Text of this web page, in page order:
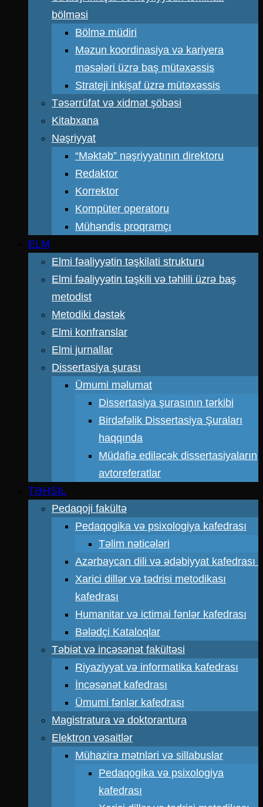
bölməsi
Bölmə müdiri
Məzun koordinasiya və kariyera
məsələri üzrə baş mütəxəssis
Strateji inkişaf üzrə mütəxəssis
Təsərrüfat və xidmət şöbəsi
Kitabxana
Nəşriyyat
“Məktəb” nəşriyyatının direktoru
Redaktor
Korrektor
Kompüter operatoru
Mühəndis proqramçı
ELM
Elmi fəaliyyətin təşkilati strukturu
Elmi fəaliyyətin təşkili və təhlili üzrə baş
metodist
Metodiki dəstək
Elmi konfranslar
Elmi jurnallar
Dissertasiya şurası
Ümumi məlumat
Dissertasiya şurasının tərkibi
Birdəfəlik Dissertasiya Şuraları
haqqında
Müdafiə ediləcək dissertasiyaların
avtoreferatlar
TƏHSİL
Pedaqoji fakültə
Pedaqogika və psixologiya kafedrası
Təlim nəticələri
Azərbaycan dili və ədəbiyyat kafedrası
Xarici dillər və tədrisi metodikası
kafedrası
Humanitar və ictimai fənlər kafedrası
Bələdçi Kataloqlar
Təbiət və incəsənət fakültəsi
Riyaziyyat və informatika kafedrası
İncəsənət kafedrası
Ümumi fənlər kafedrası
Magistratura və doktorantura
Elektron vəsaitlər
Mühazirə mətnləri və sillabuslar
Pedaqogika və psixologiya
kafedrası